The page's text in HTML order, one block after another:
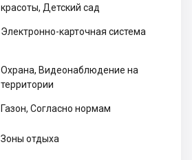
красоты, Детский сад
Электронно-карточная система
Охрана, Видеонаблюдение на
территории
Газон, Согласно нормам
Зоны отдыха